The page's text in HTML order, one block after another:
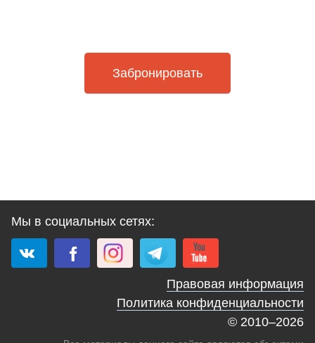
Забронировать
Мы в социальных сетях:
Правовая информация
Политика конфиденциальности
© 2010–2026